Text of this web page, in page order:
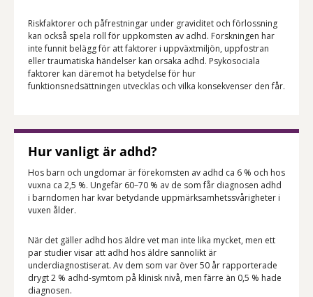
Riskfaktorer och påfrestningar under graviditet och förlossning
kan också spela roll för uppkomsten av adhd. Forskningen har
inte funnit belägg för att faktorer i uppväxtmiljön, uppfostran
eller traumatiska händelser kan orsaka adhd. Psykosociala
faktorer kan däremot ha betydelse för hur
funktionsnedsättningen utvecklas och vilka konsekvenser den får.
Hur vanligt är adhd?
Hos barn och ungdomar är förekomsten av adhd ca 6 % och hos
vuxna ca 2,5 %. Ungefär 60–70 % av de som får diagnosen adhd
i barndomen har kvar betydande uppmärksamhetssvårigheter i
vuxen ålder.
När det gäller adhd hos äldre vet man inte lika mycket, men ett
par studier visar att adhd hos äldre sannolikt är
underdiagnostiserat. Av dem som var över 50 år rapporterade
drygt 2 % adhd-symtom på klinisk nivå, men färre än 0,5 % hade
diagnosen.